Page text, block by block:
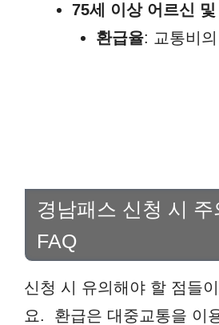
75세 이상 어르신
환급율: 교통비의
경남패스 신청 시 주
FAQ
신청 시 유의해야 할 점들
요. 환급은 대중교통을 이